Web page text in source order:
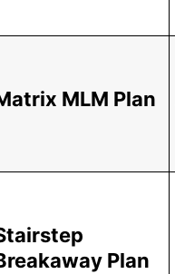
MLM Plan
Plan